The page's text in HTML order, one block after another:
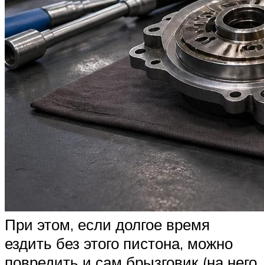
При этом, если долгое время
ездить без этого пистона, можно